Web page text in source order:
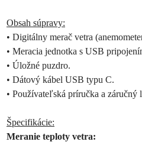
Obsah súpravy:
• Digitálny merač vetra
• Meracia jednotka s USB
• Úložné puzdro.
• Dátový kábel USB typu C.
• Používateľská príručka a záručný
Špecifikácie:
Meranie teploty vetra: